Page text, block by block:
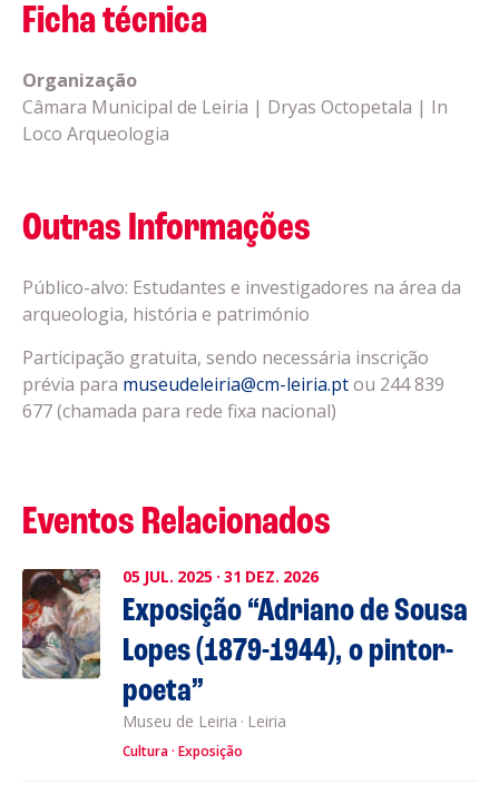
Ficha técnica
Organização
Câmara Municipal de Leiria | Dryas Octopetala | In
Loco Arqueologia
Outras Informações
Público-alvo: Estudantes e investigadores na área da
arqueologia, história e património
Participação gratuita, sendo necessária inscrição
prévia para museudeleiria@cm-leiria.ptou 244 839
677 (chamada para rede fixa nacional)
Eventos Relacionados
05 JUL. 2025 · 31 DEZ. 2026
Exposição “Adriano de Sousa
Lopes (1879-1944), o pintor-
poeta”
Museu de Leiria · Leiria
Cultura Exposição